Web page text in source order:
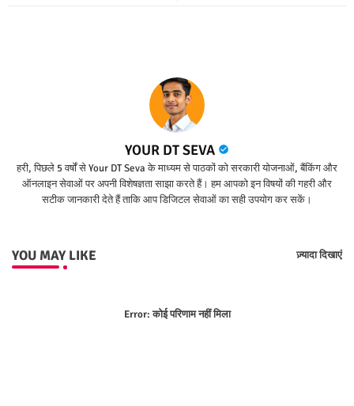
YOUR DT SEVA
हरी, पिछले 5 वर्षों से Your DT Seva के माध्यम से पाठकों को सरकारी योजनाओं, बैंकिंग और
ऑनलाइन सेवाओं पर अपनी विशेषज्ञता साझा करते हैं। हम आपको इन विषयों की गहरी और
सटीक जानकारी देते हैं ताकि आप डिजिटल सेवाओं का सही उपयोग कर सकें।
YOU MAY LIKE ज़्यादा दिखाएं
Error:कोई परिणाम नहीं मिला